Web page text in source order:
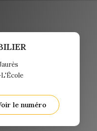
le numéro